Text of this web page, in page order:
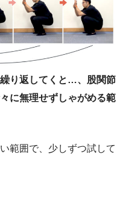
り返してくと…、股関節
に無理せずしゃがめる範
範囲で、少しずつ試して